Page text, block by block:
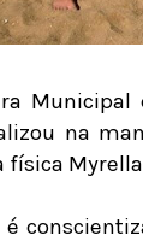
Municipal
na
física
é